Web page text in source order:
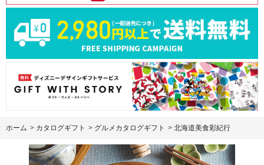
ホーム > カタログギフト > グルメカタログギフト > 北海道美食彩紀行